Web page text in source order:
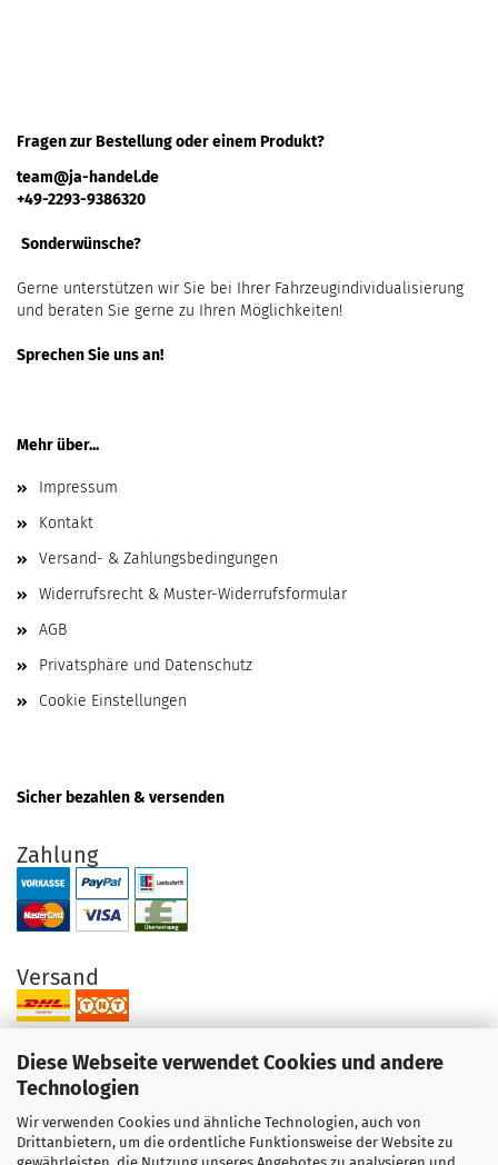
Diese Webseite verwendet Cookies und andere
Technologien
Wir verwenden Cookies und ähnliche Technologien, auch von
Drittanbietern, um die ordentliche Funktionsweise der Website zu
gewährleisten, die Nutzung unseres Angebotes zu analysieren und
Fragen zur Bestellung oder einem Produkt?
team@ja-handel.de
+49-2293-9386320
Sonderwünsche?
Gerne unterstützen wir Sie bei Ihrer Fahrzeugindividualisierung
und beraten Sie gerne zu Ihren Möglichkeiten!
Sprechen Sie uns an!
Mehr über...
Impressum
Kontakt
Versand- & Zahlungsbedingungen
Widerrufsrecht & Muster-Widerrufsformular
AGB
Privatsphäre und Datenschutz
Cookie Einstellungen
Sicher bezahlen & versenden
Zahlung
Versand
Ihre Vorteile bei uns